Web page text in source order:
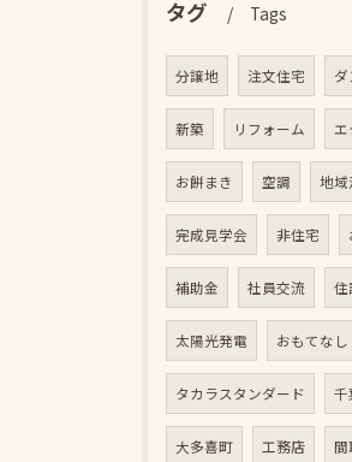
タグ Tags
分譲地 注文住宅
新築 リフォーム エ
お餅まき 空調 地域
完成見学会 非住宅
補助金 社員交流 住
太陽光発電 おもてなし
タカラスタンダード 千
大多喜町 工務店 間